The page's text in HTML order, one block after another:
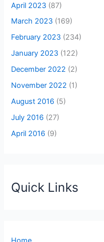
April 2023 (87)
March 2023 (169)
February 2023 (234)
January 2023 (122)
December 2022 (2)
November 2022 (1)
August 2016 (5)
July 2016 (27)
April 2016 (9)
Quick Links